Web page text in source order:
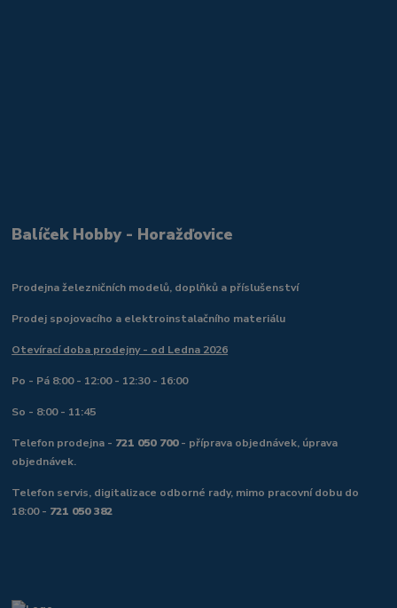
Balíček Hobby - Horažďovice
Prodejna železničních modelů, doplňků a příslušenství
Prodej spojovacího a elektroinstalačního materiálu
Otevírací doba prodejny - od Ledna 2026
Po - Pá 8:00 - 12:00 - 12:30 - 16:00
So - 8:00 - 11:45
Telefon prodejna - 721 050 700- příprava objednávek, úprava
objednávek.
Telefon servis, digitalizace odborné rady, mimo pracovní dobu do
18:00 - 721 050 382